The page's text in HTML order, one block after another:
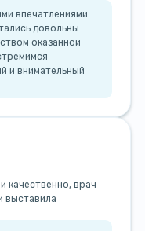
впечатлениями.
довольны
оказанной
и внимательный
качественно, врач
выставила